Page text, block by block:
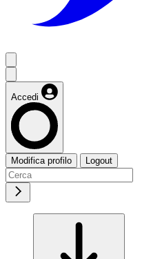
Accedi
Modifica profilo Logout